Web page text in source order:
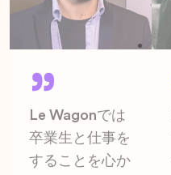
Le Wagonでは
卒業生と仕事を
することを心か